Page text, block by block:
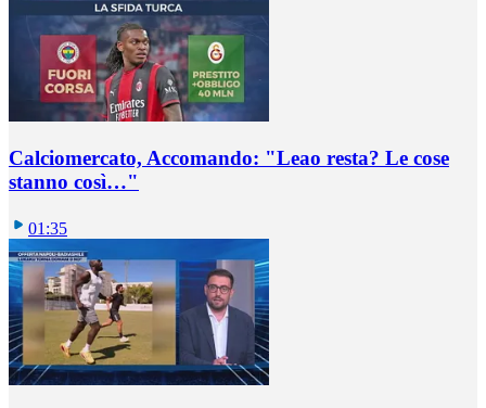
Calciomercato, Accomando: "Leao resta? Le cose
stanno così…"
01:35